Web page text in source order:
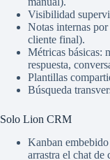
Visibilidad
Notas internas
cliente final).
Métricas básicas:
respuesta,
Plantillas
Búsqueda
Solo Lion CRM
Kanban
arrastra el chat de